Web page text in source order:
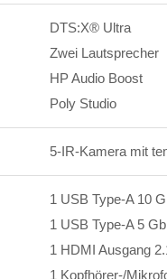
DTS:X® Ultra
Zwei Lautsprecher
HP Audio Boost
Poly Studio
5-IR-Kamera mit
1 USB Type-A 10
1 USB Type-A 5
1 HDMI Ausgang
1 Kopfhörer-/